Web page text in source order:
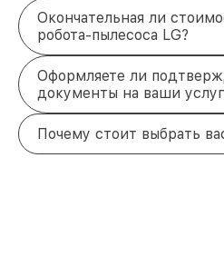
Окончательная ли
робота-пылесоса LG?
Оформляете ли
документы на ваши
Почему стоит выбрать